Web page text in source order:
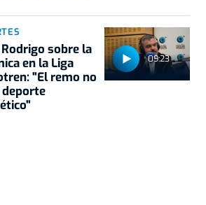
09:23
sobre la
en la Liga
"El remo no
deporte